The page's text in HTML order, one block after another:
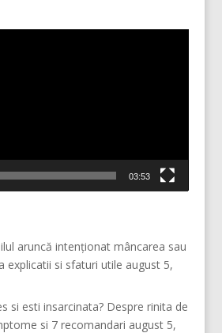
03:53
aruncă intenționat mâncarea sau
explicatii si sfaturi utile august 5,
si esti insarcinata? Despre rinita de
si 7 recomandari august 5,